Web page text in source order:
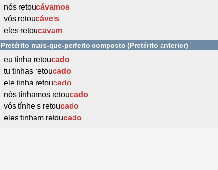
nós retoucávamos
vós retoucáveis
eles retoucavam
Pretérito mais-que-perfeito composto (Pretérito anterior)
eu tinha retoucado
tu tinhas retoucado
ele tinha retoucado
nós tínhamos retoucado
vós tínheis retoucado
eles tinham retoucado